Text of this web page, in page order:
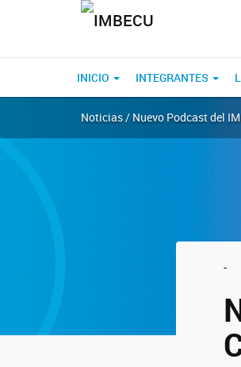
INICIO INTEGRANTES
Noticias / Nuevo Podcast del
-